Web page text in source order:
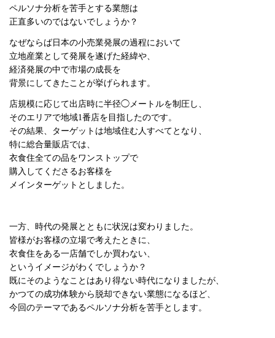
ペルソナ分析を苦手とする業態は
正直多いのではないでしょうか？
なぜならば日本の小売業発展の過程において
立地産業として発展を遂げた経緯や、
経済発展の中で市場の成長を
背景にしてきたことが挙げられます。
店規模に応じて出店時に半径◯メートルを制圧し、
そのエリアで地域1番店を目指したのです。
その結果、ターゲットは地域住む人すべてとなり、
特に総合量販店では、
衣食住全ての品をワンストップで
購入してくださるお客様を
メインターゲットとしました。
一方、時代の発展とともに状況は変わりました。
皆様がお客様の立場で考えたときに、
衣食住をある一店舗でしか買わない、
というイメージがわくでしょうか？
既にそのようなことはあり得ない時代になりましたが、
かつての成功体験から脱却できない業態になるほど、
今回のテーマであるペルソナ分析を苦手とします。